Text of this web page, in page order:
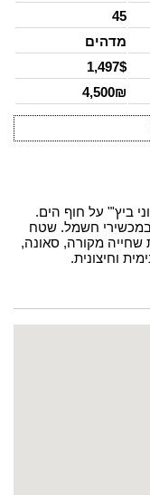
45
מדהים
1,497$
4,500₪
ביץ'" על חוף הים.
חשמל. שטח
יש בריכת שחייה מקורה, סאונה,